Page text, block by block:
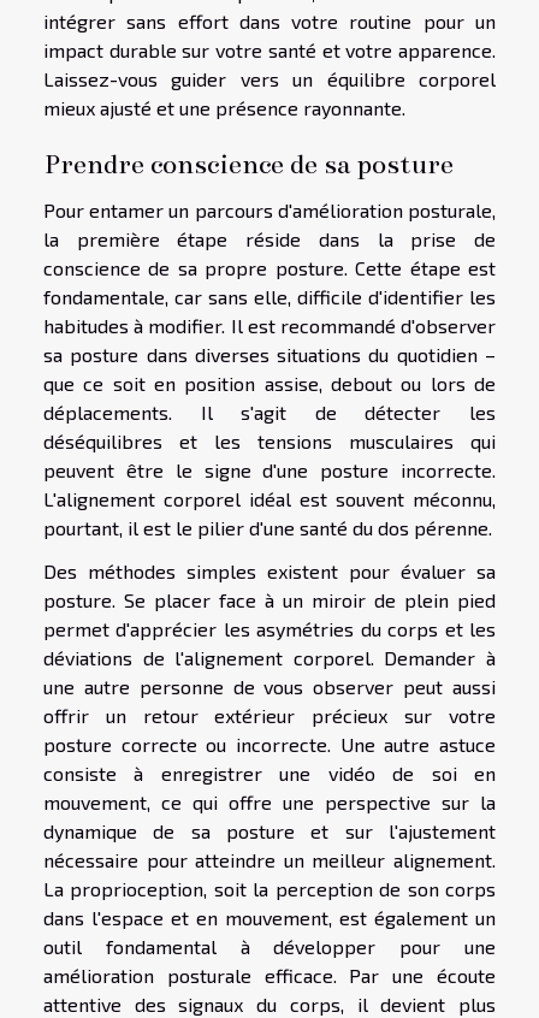
intégrer sans effort dans votre routine pour un
impact durable sur votre santé et votre apparence.
Laissez-vous guider vers un équilibre corporel
mieux ajusté et une présence rayonnante.
Prendre conscience de sa posture
Pour entamer un parcours d'amélioration posturale,
la première étape réside dans la prise de
conscience de sa propre posture. Cette étape est
fondamentale, car sans elle, difficile d'identifier les
habitudes à modifier. Il est recommandé d'observer
sa posture dans diverses situations du quotidien –
que ce soit en position assise, debout ou lors de
déplacements. Il s'agit de détecter les
déséquilibres et les tensions musculaires qui
peuvent être le signe d'une posture incorrecte.
L'alignement corporel idéal est souvent méconnu,
pourtant, il est le pilier d'une santé du dos pérenne.
Des méthodes simples existent pour évaluer sa
posture. Se placer face à un miroir de plein pied
permet d'apprécier les asymétries du corps et les
déviations de l'alignement corporel. Demander à
une autre personne de vous observer peut aussi
offrir un retour extérieur précieux sur votre
posture correcte ou incorrecte. Une autre astuce
consiste à enregistrer une vidéo de soi en
mouvement, ce qui offre une perspective sur la
dynamique de sa posture et sur l'ajustement
nécessaire pour atteindre un meilleur alignement.
La proprioception, soit la perception de son corps
dans l'espace et en mouvement, est également un
outil fondamental à développer pour une
amélioration posturale efficace. Par une écoute
attentive des signaux du corps, il devient plus